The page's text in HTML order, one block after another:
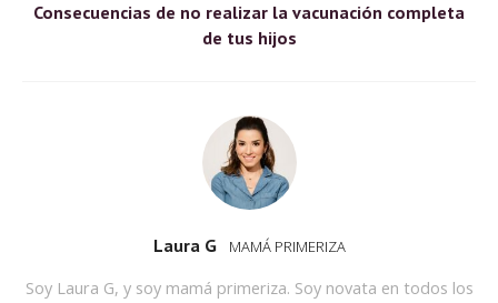
Consecuencias de no realizar la vacunación completa
de tus hijos
Laura G MAMÁ PRIMERIZA
Soy Laura G, y soy mamá primeriza. Soy novata en todos los